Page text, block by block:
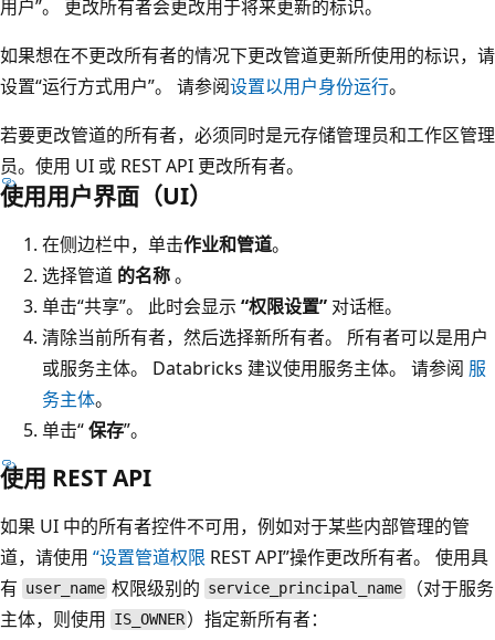
用户”。 更改所有者会更改用于将来更新的标识。
如果想在不更改所有者的情况下更改管道更新所使用的标识，请
设置“运行方式用户”。 请参阅设置以用户身份运行。
若要更改管道的所有者，必须同时是元存储管理员和工作区管理
员。使用 UI 或 REST API 更改所有者。
使用用户界面（UI）
在侧边栏中，单击作业和管道。
选择管道 的名称。
单击“共享”。
此时会显示 “权限设置” 对话框。
清除当前所有者，然后选择新所有者。 所有者可以是用户
或服务主体。 Databricks 建议使用服务主体。 请参阅 服
务主体。
单击“保存”。
使用 REST API
如果 UI 中的所有者控件不可用，例如对于某些内部管理的管
道，请使用 “设置管道权限 REST API”操作更改所有者。 使用具
有 user_name 权限级别的 service_principal_name
（对于服务
主体，则使用 IS_OWNER ）指定新所有者：